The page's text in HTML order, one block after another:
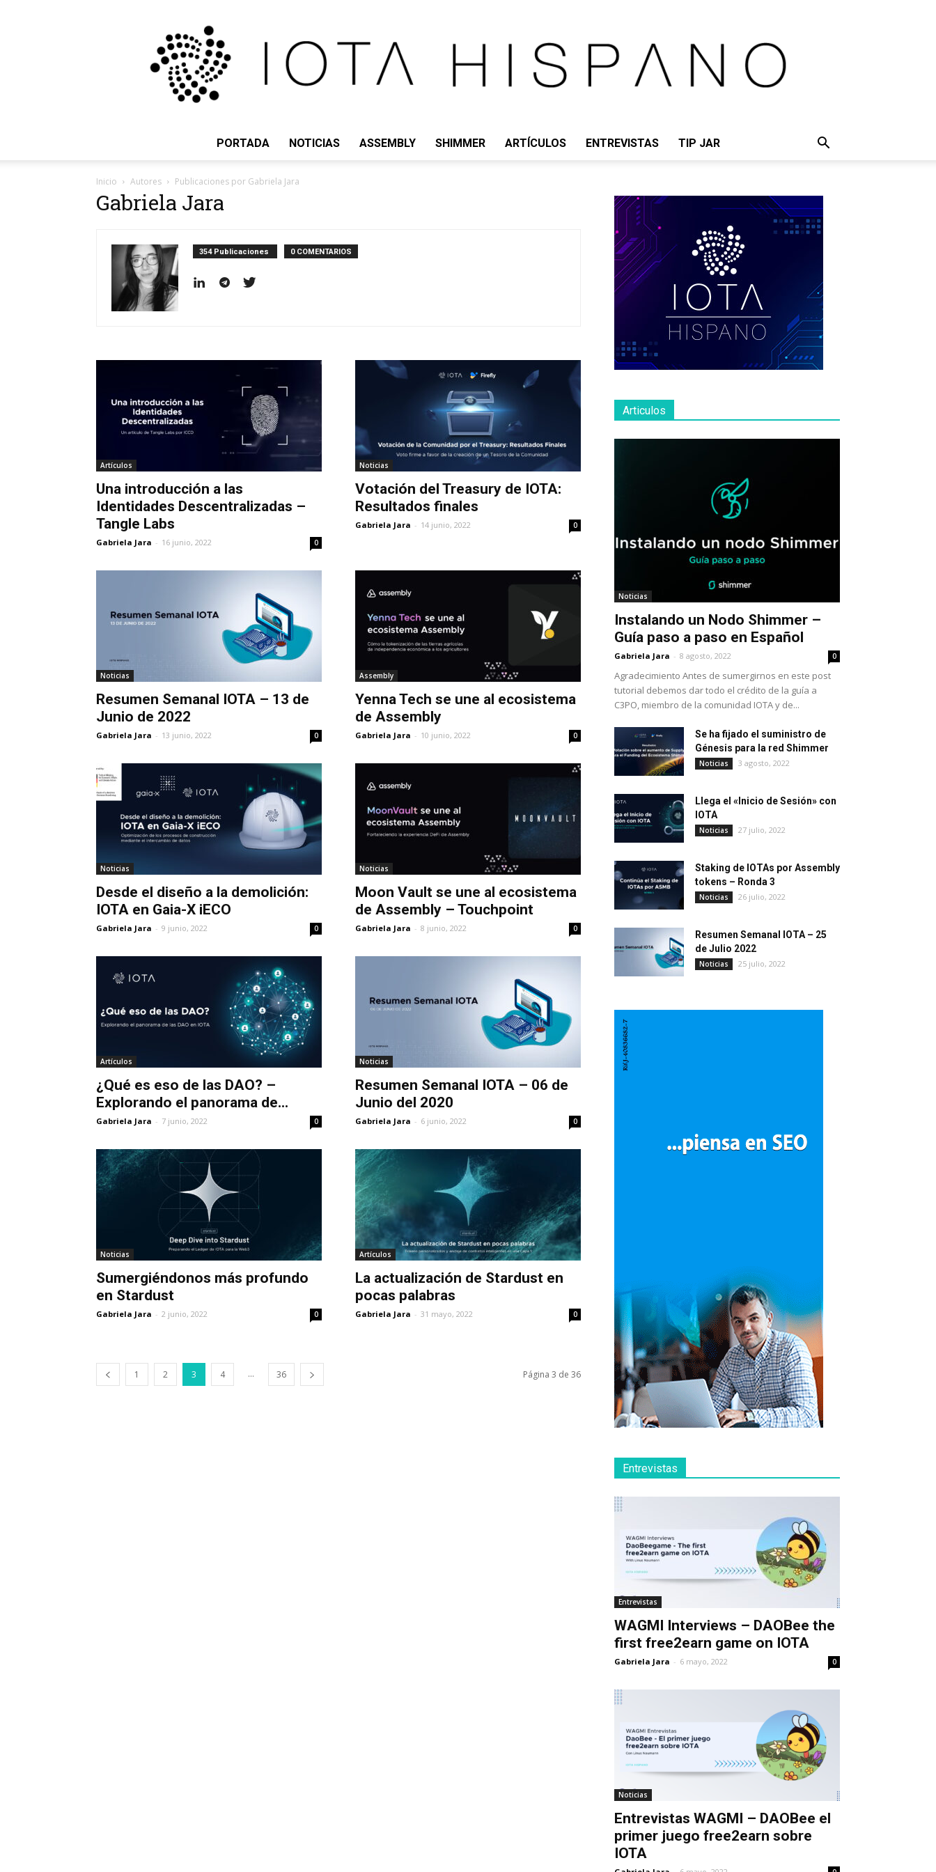
PORTADA NOTICIAS ASSEMBLY SHIMMER ARTÍCULOS ENTREVISTAS TIP JAR
Inicio Autores Publicaciones por Gabriela Jara
Gabriela Jara
354 Publicaciones 0 COMENTARIOS
Artículos
Una introducción a las
Identidades Descentralizadas –
Tangle Labs
Gabriela Jara - 16 junio, 2022 0
Noticias
Votación del Treasury de IOTA:
Resultados finales
Gabriela Jara - 14 junio, 2022 0
Noticias
Resumen Semanal IOTA – 13 de
Junio de 2022
Gabriela Jara - 13 junio, 2022 0
Assembly
Yenna Tech se une al ecosistema
de Assembly
Gabriela Jara - 10 junio, 2022 0
Noticias
Desde el diseño a la demolición:
IOTA en Gaia-X iECO
Gabriela Jara - 9 junio, 2022 0
Noticias
Moon Vault se une al ecosistema
de Assembly – Touchpoint
Gabriela Jara - 8 junio, 2022 0
Artículos
¿Qué es eso de las DAO? –
Explorando el panorama de...
Gabriela Jara - 7 junio, 2022 0
Noticias
Resumen Semanal IOTA – 06 de
Junio del 2020
Gabriela Jara - 6 junio, 2022 0
Noticias
Sumergiéndonos más profundo
en Stardust
Gabriela Jara - 2 junio, 2022 0
Artículos
La actualización de Stardust en
pocas palabras
Gabriela Jara - 31 mayo, 2022 0
1 2 3 4 ... 36 Página 3 de 36
Articulos
Noticias
Instalando un Nodo Shimmer –
Guía paso a paso en Español
Gabriela Jara - 8 agosto, 2022 0
Agradecimiento Antes de sumergirnos en este post
tutorial debemos dar todo el crédito de la guía a
C3PO, miembro de la comunidad IOTA y de...
Se ha fijado el suministro de
Génesis para la red Shimmer
Noticias 3 agosto, 2022
Llega el «Inicio de Sesión» con
IOTA
Noticias 27 julio, 2022
Staking de IOTAs por Assembly
tokens – Ronda 3
Noticias 26 julio, 2022
Resumen Semanal IOTA – 25
de Julio 2022
Noticias 25 julio, 2022
Entrevistas
Entrevistas
WAGMI Interviews – DAOBee the
first free2earn game on IOTA
Gabriela Jara - 6 mayo, 2022 0
Noticias
Entrevistas WAGMI – DAOBee el
primer juego free2earn sobre
IOTA